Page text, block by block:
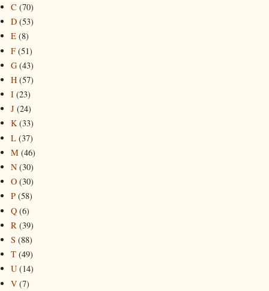
C (70)
D (53)
E (8)
F (51)
G (43)
H (57)
I (23)
J (24)
K (33)
L (37)
M (46)
N (30)
O (30)
P (58)
Q (6)
R (39)
S (88)
T (49)
U (14)
V (7)